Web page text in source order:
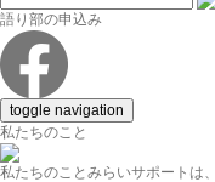
語り部の申込み
toggle navigation
私たちのこと
私たちのこと みらいサポートは